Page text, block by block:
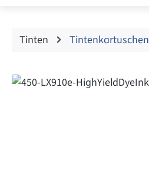
Tinten Tintenkartuschen
Bildergalerie überspringen